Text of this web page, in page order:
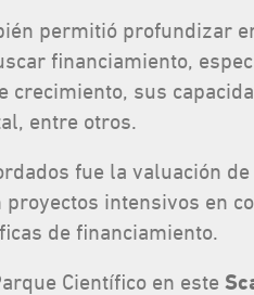
permitió profundizar
financiamiento,
crecimiento, sus
entre otros.
fue la valuación
intensivos en
de financiamiento.
Científico en este